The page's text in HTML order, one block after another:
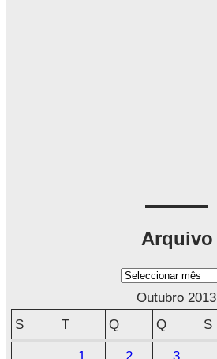
Arquivo
A
Outubro 2013
S
T Q Q S